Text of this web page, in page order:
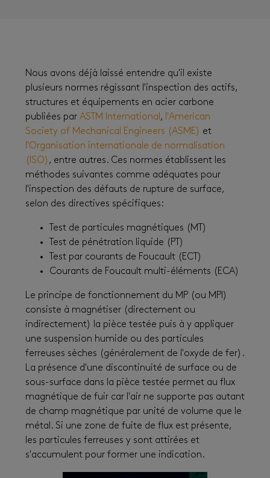
Nous avons déjà laissé entendre qu'il existe
plusieurs normes régissant l'inspection des actifs,
structures et équipements en acier carbone
publiées par ASTM International , l'American
Society of Mechanical Engineers (ASME) et
l'Organisation internationale de normalisation
(ISO) , entre autres. Ces normes établissent les
méthodes suivantes comme adéquates pour
l'inspection des défauts de rupture de surface,
selon des directives spécifiques:
Test de particules magnétiques (MT)
Test de pénétration liquide (PT)
Test par courants de Foucault (ECT)
Courants de Foucault multi-éléments (ECA)
Le principe de fonctionnement du MP (ou MPI)
consiste à magnétiser (directement ou
indirectement) la pièce testée puis à y appliquer
une suspension humide ou des particules
ferreuses sèches (généralement de l'oxyde de fer).
La présence d'une discontinuité de surface ou de
sous-surface dans la pièce testée permet au flux
magnétique de fuir car l'air ne supporte pas autant
de champ magnétique par unité de volume que le
métal. Si une zone de fuite de flux est présente,
les particules ferreuses y sont attirées et
s'accumulent pour former une indication.